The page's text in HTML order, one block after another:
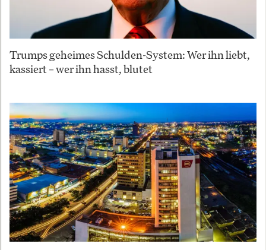
Trumps geheimes Schulden-System: Wer ihn liebt,
kassiert – wer ihn hasst, blutet